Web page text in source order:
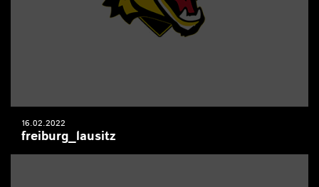
16.02.2022
freiburg_lausitz